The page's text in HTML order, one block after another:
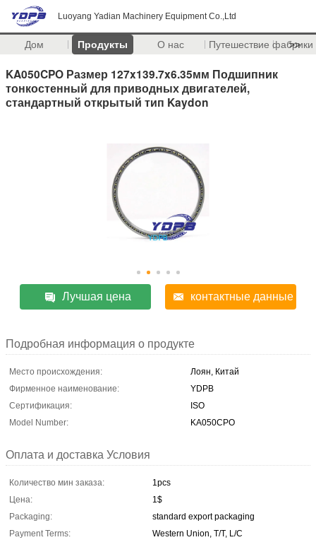
Luoyang Yadian Machinery Equipment Co.,Ltd
Дом Продукты О нас Путешествие фабрики
>>
KA050CPO Размер 127x139.7x6.35мм Подшипник
тонкостенный для приводных двигателей,
стандартный открытый тип Kaydon
Лучшая цена контактные данные
Подробная информация о продукте
Место происхождения:
Лоян, Китай
Фирменное наименование:
YDPB
Сертификация:
ISO
Model Number:
KA050CPO
Оплата и доставка Условия
Количество мин заказа:
1pcs
Цена:
1$
Packaging:
standard export packaging
Payment Terms:
Western Union, T/T, L/C